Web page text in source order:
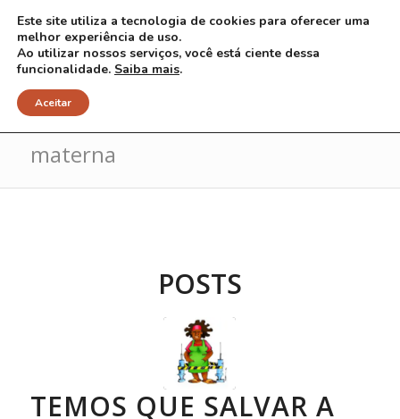
Arquivo para Tag: mortalidade
materna
POSTS
TEMOS QUE SALVAR A
Este site utiliza a tecnologia de cookies para oferecer uma
melhor experiência de uso.
Ao utilizar nossos serviços, você está ciente dessa
funcionalidade. Saiba mais.
Aceitar